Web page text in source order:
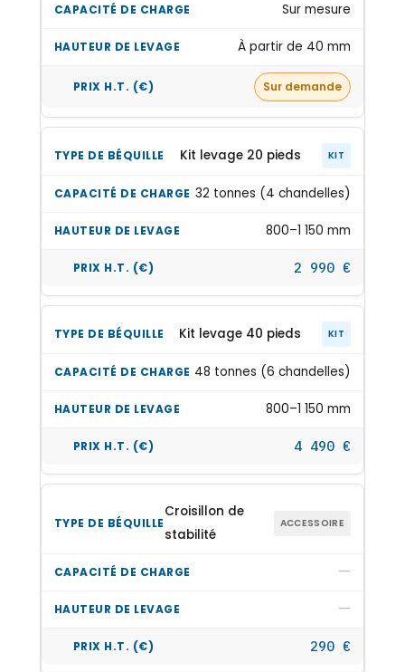
Sur mesure
À partir de 40 mm
Sur demande
Kit levage 20 pieds KIT
32 tonnes (4 chandelles)
800–1 150 mm
2 990 €
Kit levage 40 pieds KIT
48 tonnes (6 chandelles)
800–1 150 mm
4 490 €
Croisillon de
stabilité
ACCESSOIRE
—
—
290 €